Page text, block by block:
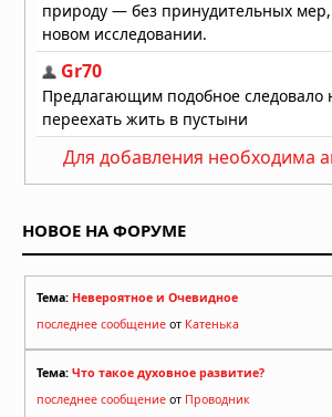
Для добавления необходима
НОВОЕ НА ФОРУМЕ
Тема: Невероятное и Очевидное
последнее сообщение от Катенька
Тема: Что такое духовное развитие?
последнее сообщение от Проводник